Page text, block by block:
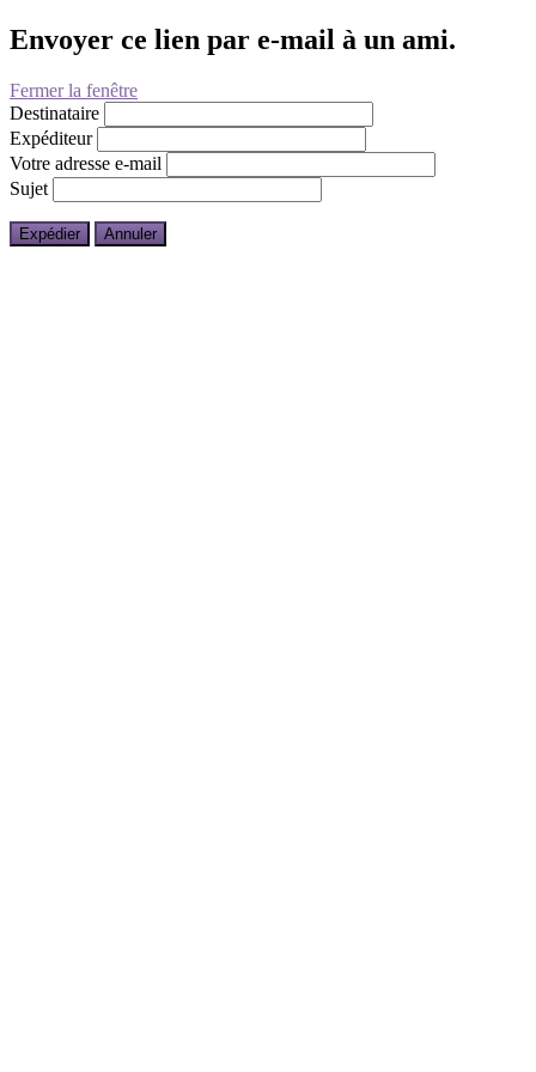
Envoyer ce lien par e-mail à un ami.
Fermer la fenêtre
Destinataire
Expéditeur
Votre adresse e-mail
Sujet
Expédier Annuler